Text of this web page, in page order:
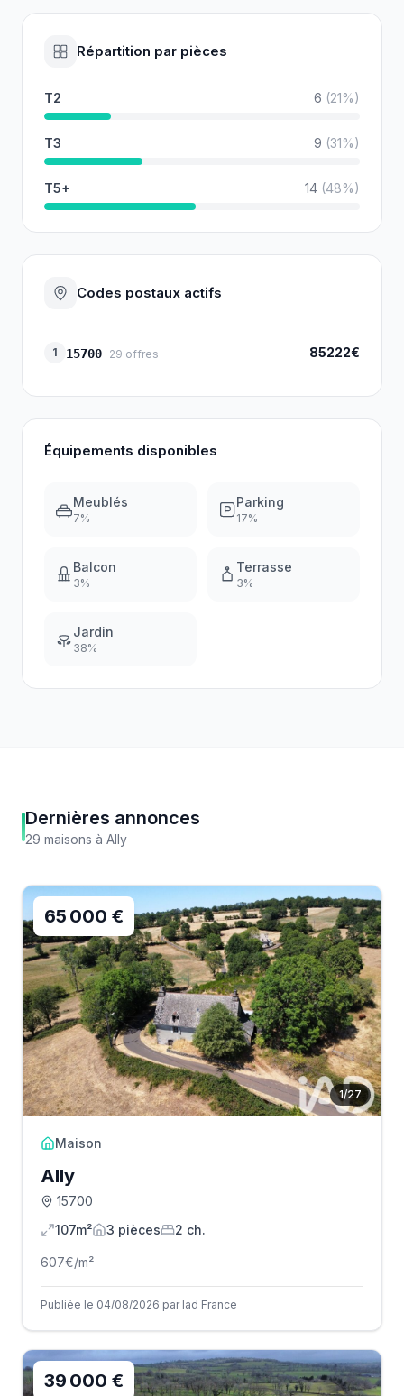
Répartition par pièces
T2 6 (21%)
T3 9 (31%)
T5+ 14 (48%)
Codes postaux actifs
1 15700 29 offres 85222€
Équipements disponibles
Meublés
7%
Parking
17%
Balcon
3%
Terrasse
3%
Jardin
38%
Dernières annonces
29 maisons à Ally
1/27
65 000 €
Maison
Ally
15700
107m²
3 pièces 2 ch.
607€/m²
Publiée le 04/08/2026 par Iad France
39 000 €